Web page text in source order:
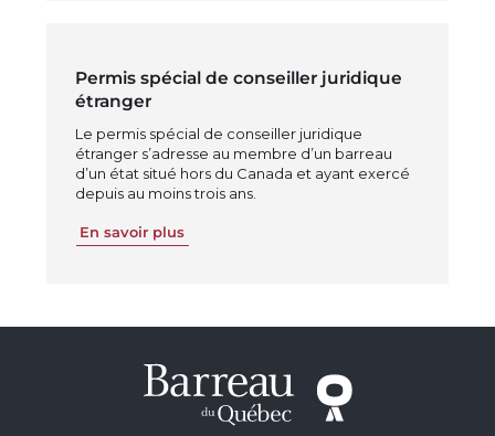
Permis spécial de conseiller juridique
étranger
Le permis spécial de conseiller juridique
étranger s’adresse au membre d’un barreau
d’un état situé hors du Canada et ayant exercé
depuis au moins trois ans.
En savoir plus